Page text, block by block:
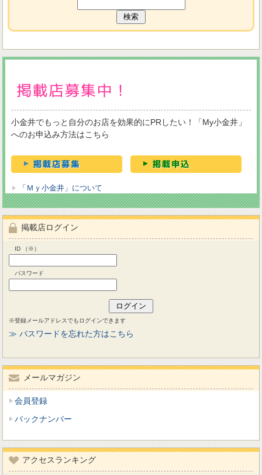
小金井でもっと自分のお店を効果的にPRしたい！「My小金井」
へのお申込み方法はこちら
「Ｍｙ小金井」について
掲載店ログイン
ID （※）
パスワード
※登録メールアドレスでもログインできます
≫ パスワードを忘れた方はこちら
メールマガジン
会員登録
バックナンバー
アクセスランキング